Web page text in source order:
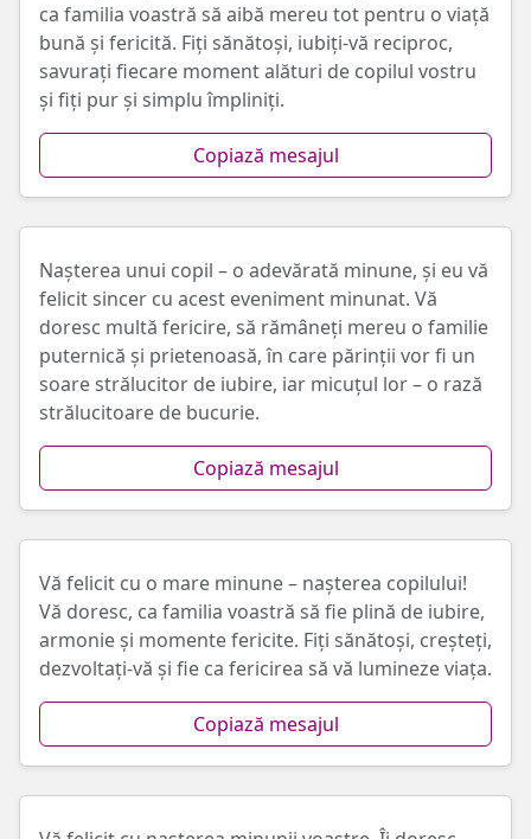
ca familia voastră să aibă mereu tot pentru o viață
bună și fericită. Fiți sănătoși, iubiți-vă reciproc,
savurați fiecare moment alături de copilul vostru
și fiți pur și simplu împliniți.
Copiază mesajul
Nașterea unui copil – o adevărată minune, și eu vă
felicit sincer cu acest eveniment minunat. Vă
doresc multă fericire, să rămâneți mereu o familie
puternică și prietenoasă, în care părinții vor fi un
soare strălucitor de iubire, iar micuțul lor – o rază
strălucitoare de bucurie.
Copiază mesajul
Vă felicit cu o mare minune – nașterea copilului!
Vă doresc, ca familia voastră să fie plină de iubire,
armonie și momente fericite. Fiți sănătoși, creșteți,
dezvoltați-vă și fie ca fericirea să vă lumineze viața.
Copiază mesajul